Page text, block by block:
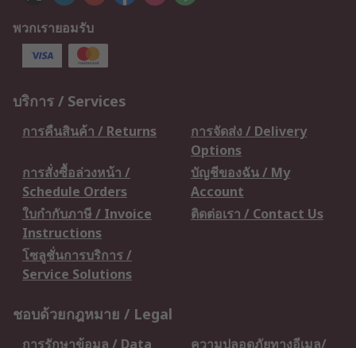
พวกเรายอมรับ
บริการ / Services
การคืนสินค้า / Returns
การจัดส่ง / Delivery
Options
การสั่งซื้อล่วงหน้า /
Schedule Orders
บัญชีของฉัน / My
Account
ใบกำกับภาษี / Invoice
Instructions
ติดต่อเรา / Contact Us
โซลูชั่นการบริการ /
Service Solutions
ชอบด้วยกฎหมาย / Legal
การรักษาข้อมูล / Data ความปลอดภัยทางอีเมล/